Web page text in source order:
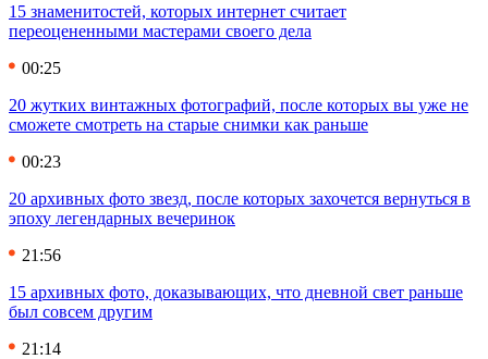
15 знаменитостей, которых интернет считает
переоцененными мастерами своего дела
00:25
20 жутких винтажных фотографий, после которых вы уже не
сможете смотреть на старые снимки как раньше
00:23
20 архивных фото звезд, после которых захочется вернуться в
эпоху легендарных вечеринок
21:56
15 архивных фото, доказывающих, что дневной свет раньше
был совсем другим
21:14